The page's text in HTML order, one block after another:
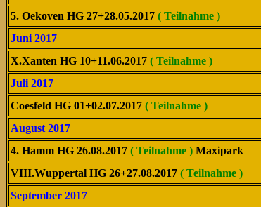
5. Oekoven HG 27+28.05.2017 ( Teilnahme )
Juni 2017
X.Xanten HG 10+11.06.2017 ( Teilnahme )
Juli 2017
Coesfeld HG 01+02.07.2017 ( Teilnahme )
August 2017
4. Hamm HG 26.08.2017 ( Teilnahme ) Maxipark
VIII.Wuppertal HG 26+27.08.2017 ( Teilnahme )
September 2017